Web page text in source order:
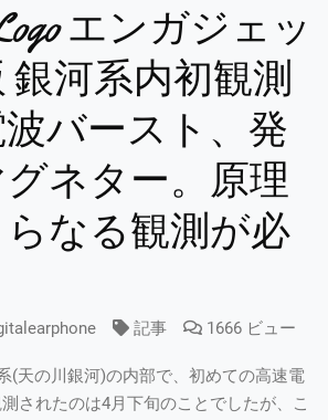
エンガジェッ
銀河系内初観測
バースト、発
ネター。原理
なる観測が必
記事 1666 ビュー
(天の川銀河)の内部で、初めての高速電
されたのは4月下旬のことでしたが、こ